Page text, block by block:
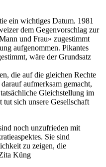
ein wichtiges Datum. 1981
dem Gegenvorschlag zur
und Frau» zugestimmt
aufgenommen. Pikantes
wäre der Grundsatz
die auf die gleichen Rechte
aufmerksam gemacht,
Gleichstellung im
sich unsere Gesellschaft
noch unzufrieden mit
Sie sind
zu zeigen, die
Küng